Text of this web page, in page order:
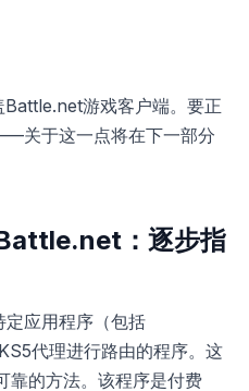
游戏客户端。要正
关于这一点将在下一部分
：逐步指
应用程序（包括
代理进行路由的程序。这
靠的方法。该程序是付费